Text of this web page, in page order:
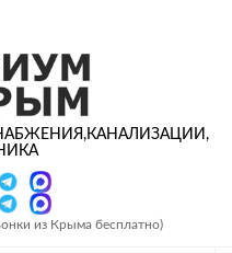
КАНАЛИЗАЦИИ,
из Крыма бесплатно)